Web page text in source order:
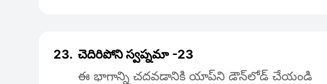
23. చెదిరిపోని స్వప్నమా -23
ఈ భాగాన్ని చదవడానికి యాప్‌ని డౌన్‌లోడ్ చేయండి